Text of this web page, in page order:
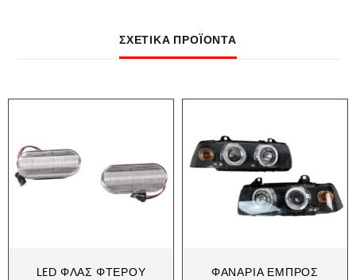
ΣΧΕΤΙΚΆ ΠΡΟΪΌΝΤΑ
LED ΦΛΑΣ ΦΤΕΡΟΎ
ΦΑΝΆΡΙΑ ΕΜΠΡΌΣ